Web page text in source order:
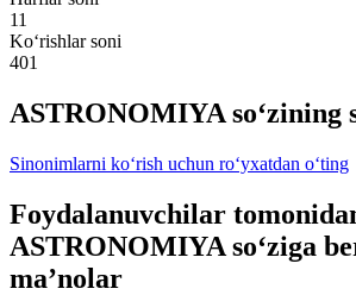
11
Ko‘rishlar soni
401
ASTRONOMIYA so‘zining
Sinonimlarni ko‘rish uchun ro‘yxatdan o‘ting
Foydalanuvchilar
ASTRONOMIYA so‘ziga
ma’nolar